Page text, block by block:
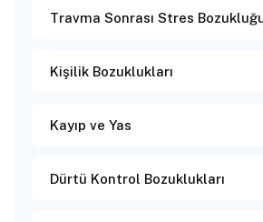
Travma Sonrası Stres
Kişilik Bozuklukları
Kayıp ve Yas
Dürtü Kontrol Bozuklukları